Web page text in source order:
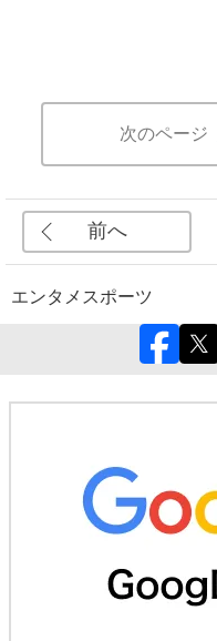
次のページ
前へ
エンタメ スポーツ